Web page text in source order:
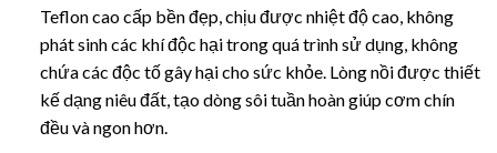
Teflon cao cấp bền đẹp, chịu được nhiệt độ cao, không
phát sinh các khí độc hại trong quá trình sử dụng, không
chứa các độc tố gây hại cho sức khỏe. Lòng nồi được thiết
kế dạng niêu đất, tạo dòng sôi tuần hoàn giúp cơm chín
đều và ngon hơn.